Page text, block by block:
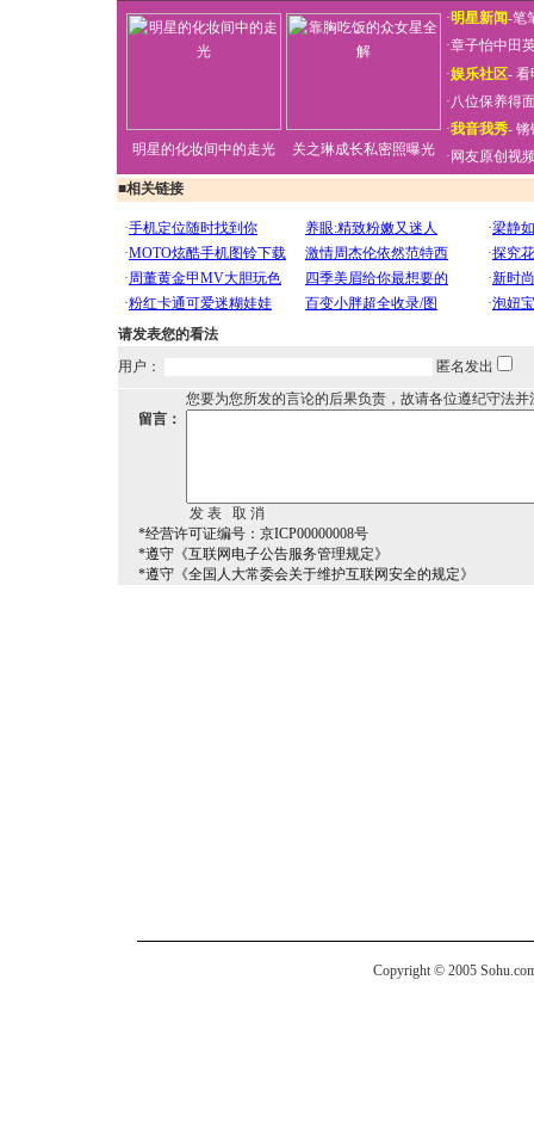
明星的化妆间中的走光 关之琳成长私密照曝光
·明星新闻-笔
·章子怡中田
·娱乐社区-看
·八位保养得
·我音我秀- 锵
· 网友原创视
■相关链接
请发表您的看法
用户：
匿名发出
您要为您所发的言论的后果负责，故请各位遵纪守法并
留言：
*经营许可证编号：京ICP00000008号
*遵守《互联网电子公告服务管理规定》
*遵守《全国人大常委会关于维护互联网安全的规定》
Copyright © 2005